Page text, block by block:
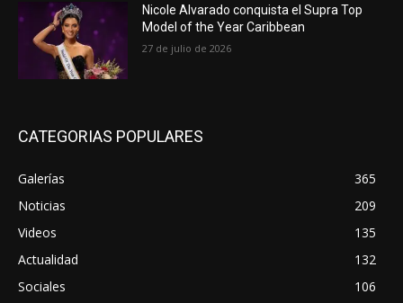
Nicole Alvarado conquista el Supra Top
Model of the Year Caribbean
27 de julio de 2026
CATEGORIAS POPULARES
Galerías
365
Noticias
209
Videos
135
Actualidad
132
Sociales
106